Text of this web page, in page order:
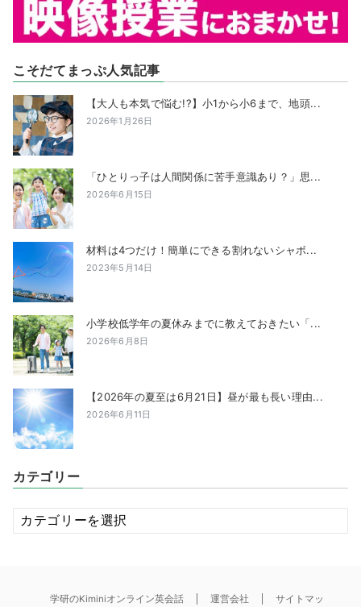
こそだてまっぷ人気記事
【大人も本気で悩む!?】小1から小6まで、地頭...
2026年1月26日
「ひとりっ子は人間関係に苦手意識あり？」思...
2026年6月15日
材料は4つだけ！簡単にできる割れないシャボ...
2023年5月14日
小学校低学年の夏休みまでに教えておきたい「...
2026年6月8日
【2026年の夏至は6月21日】昼が最も長い理由...
2026年6月11日
カテゴリー
カ
テ
学研のKiminiオンライン英会話 運営会社 サイトマッ